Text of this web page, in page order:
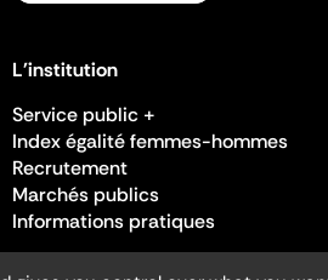
L'institution
Service public +
Index égalité femmes-hommes
Recrutement
Marchés publics
Informations pratiques